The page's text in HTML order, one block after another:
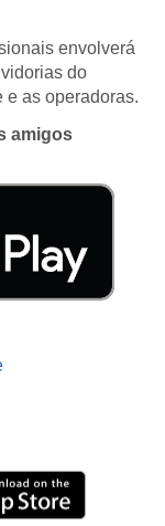
envolverá
do
e as operadoras.
amigos